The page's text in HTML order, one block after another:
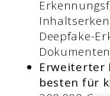
Deepfake-
Erweiterter
besten für